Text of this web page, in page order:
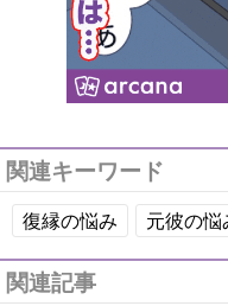
関連キーワード
復縁の悩み 元彼の悩
関連記事